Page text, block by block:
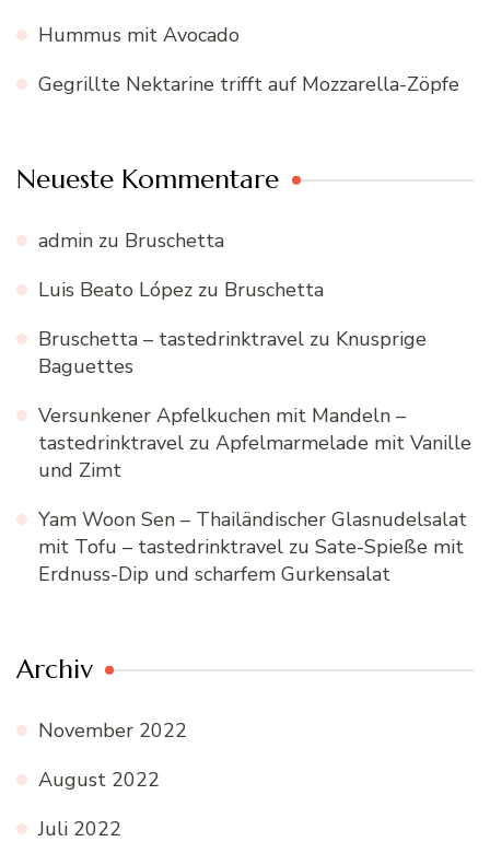
Hummus mit Avocado
Gegrillte Nektarine trifft auf Mozzarella-Zöpfe
Neueste Kommentare
admin zu Bruschetta
Luis Beato López zu Bruschetta
Bruschetta – tastedrinktravel zu Knusprige
Baguettes
Versunkener Apfelkuchen mit Mandeln –
tastedrinktravel zu Apfelmarmelade mit Vanille
und Zimt
Yam Woon Sen – Thailändischer Glasnudelsalat
mit Tofu – tastedrinktravel zu Sate-Spieße mit
Erdnuss-Dip und scharfem Gurkensalat
Archiv
November 2022
August 2022
Juli 2022